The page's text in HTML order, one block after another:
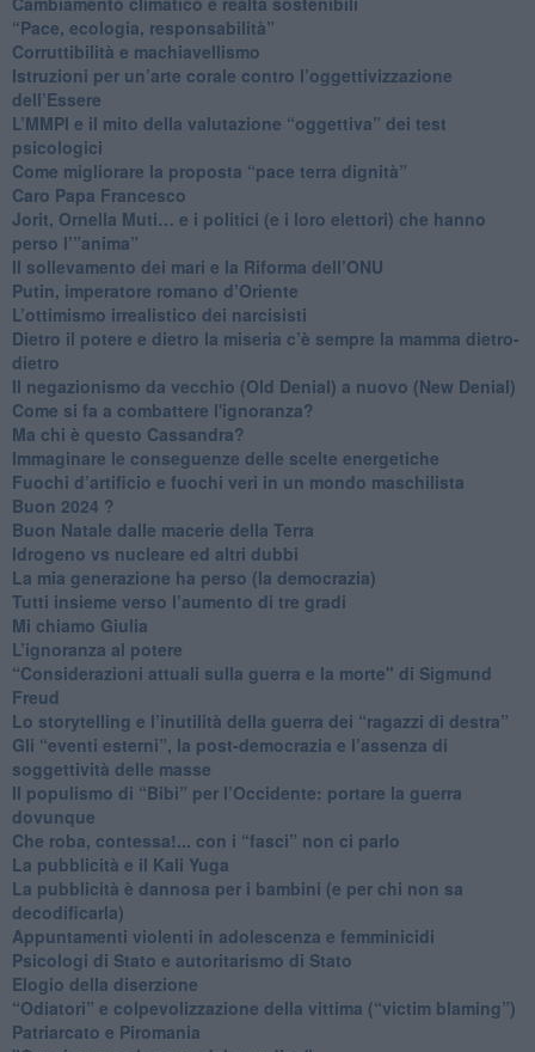
“Pace, ecologia, responsabilità”
​Corruttibilità e machiavellismo
Istruzioni per un’arte corale contro l’oggettivizzazione
dell’Essere
​L’MMPI e il mito della valutazione “oggettiva” dei test
psicologici
Come migliorare la proposta “pace terra dignità”
Caro Papa Francesco
​Jorit, Ornella Muti… e i politici (e i loro elettori) che hanno
perso l’”anima”
​Il sollevamento dei mari e la Riforma dell’ONU
Putin, imperatore romano d’Oriente
​L’ottimismo irrealistico dei narcisisti
​Dietro il potere e dietro la miseria c’è sempre la mamma dietro-
dietro
Il negazionismo da vecchio (Old Denial) a nuovo (New Denial)
Come si fa a combattere l'ignoranza?
Ma chi è questo Cassandra?
Immaginare le conseguenze delle scelte energetiche
​Fuochi d’artificio e fuochi veri in un mondo maschilista
Buon 2024 ?
​Buon Natale dalle macerie della Terra
​Idrogeno vs nucleare ed altri dubbi
​La mia generazione ha perso (la democrazia)
​Tutti insieme verso l’aumento di tre gradi
Mi chiamo Giulia
L’ignoranza al potere
​“Considerazioni attuali sulla guerra e la morte" di Sigmund
Freud
​Lo storytelling e l’inutilità della guerra dei “ragazzi di destra”
​Gli “eventi esterni”, la post-democrazia e l’assenza di
soggettività delle masse
​Il populismo di “Bibi” per l’Occidente: portare la guerra
dovunque
​Che roba, contessa!... con i “fasci” non ci parlo
La pubblicità e il Kali Yuga
​La pubblicità è dannosa per i bambini (e per chi non sa
decodificarla)
​Appuntamenti violenti in adolescenza e femminicidi
​Psicologi di Stato e autoritarismo di Stato
Elogio della diserzione
“Odiatori” e colpevolizzazione della vittima (“victim blaming”)
​Patriarcato e Piromania